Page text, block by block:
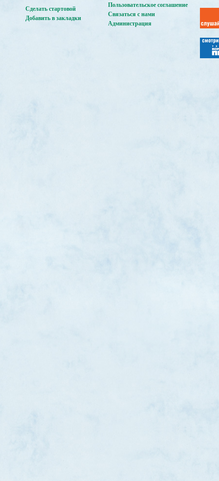
Сделать стартовой
Добавить в закладки
Пользовательское соглашение
Связаться с нами
Администрация